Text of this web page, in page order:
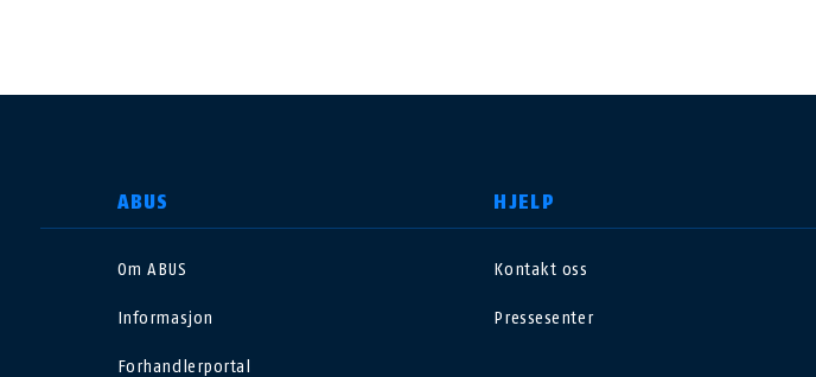
ABUS
Om ABUS
Informasjon
Forhandlerportal
HJELP
Kontakt oss
Pressesenter
VELG LAND
Canada